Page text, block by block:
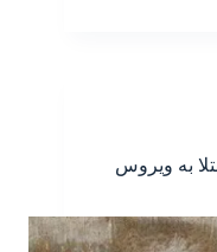
به ویروس